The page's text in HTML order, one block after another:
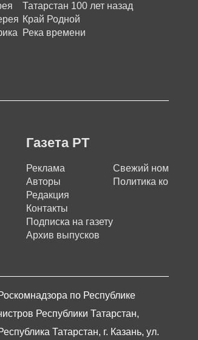
Татарстан 100 лет назад
Край Родной
Река времени
Газета РТ
Реклама
Авторы
Редакция
Контакты
Подписка на газету
Архив выпусков
Свежий номер
Политика
по Республике
Республики Татарстан,
Татарстан, г. Казань, ул.